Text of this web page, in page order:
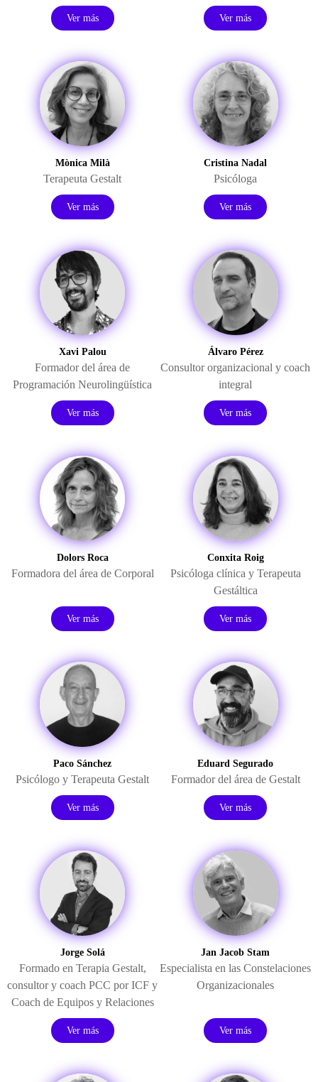
Ver más Ver más
Mònica Milà
Terapeuta Gestalt
Ver más
Cristina Nadal
Psicóloga
Ver más
Xavi Palou
Formador del área de
Programación Neurolingüística
Ver más
Álvaro Pérez
Consultor organizacional y coach
integral
Ver más
Dolors Roca
Formadora del área de Corporal
Ver más
Conxita Roig
Psicóloga clínica y Terapeuta
Gestáltica
Ver más
Paco Sánchez
Psicólogo y Terapeuta Gestalt
Ver más
Eduard Segurado
Formador del área de Gestalt
Ver más
Jorge Solá
Formado en Terapia Gestalt,
consultor y coach PCC por ICF y
Coach de Equipos y Relaciones
Ver más
Jan Jacob Stam
Especialista en las Constelaciones
Organizacionales
Ver más